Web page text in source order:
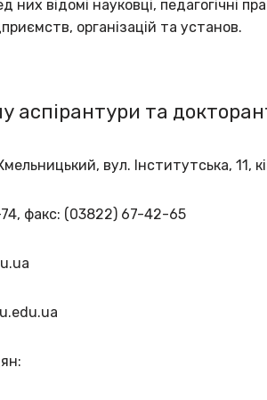
відомі науковці, педагогічні
організацій та установ.
аспірантури та
вул. Інститутська, 11,
факс: (03822) 67-42-65